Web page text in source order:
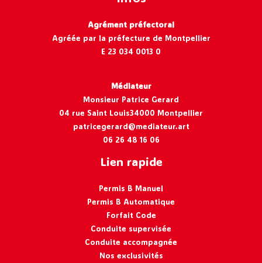
Agrément préfectoral
Agréée par la préfecture de Montpellier
E 23 034 0013 0
Médiateur
Monsieur Patrice Gerard
04 rue Saint Louis34000 Montpellier
patricegerard@mediateur.art
06 26 48 16 06
Lien rapide
Permis B Manuel
Permis B Automatique
Forfait Code
Conduite supervisée
Conduite accompagnée
Nos exclusivités